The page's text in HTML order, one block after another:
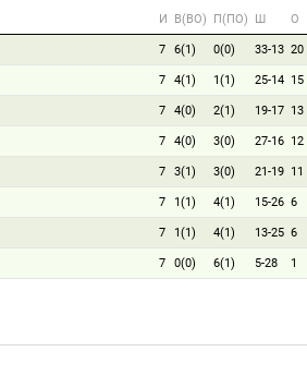
И В(ВО) П(ПО) Ш О
7 6(1) 0(0) 33-13 20
7 4(1) 1(1) 25-14 15
7 4(0) 2(1) 19-17 13
7 4(0) 3(0) 27-16 12
7 3(1) 3(0) 21-19 11
7 1(1) 4(1) 15-26 6
7 1(1) 4(1) 13-25 6
7 0(0) 6(1) 5-28 1